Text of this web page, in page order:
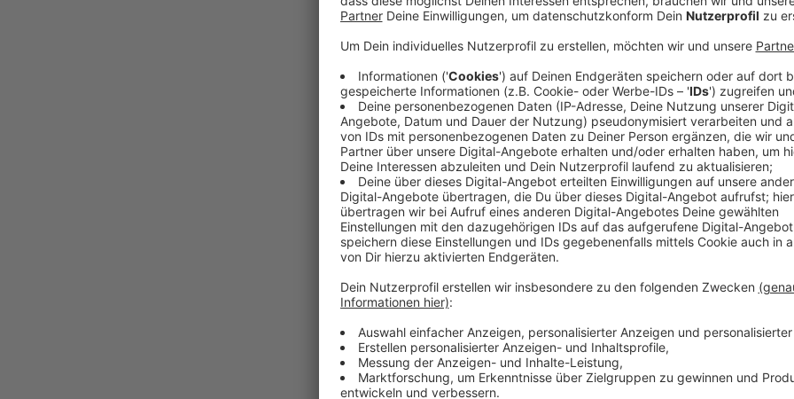
Die Fan Zonen waren trotz des wechselhaften
Fußball-Stimmung in der Stadt nochmal steigern.
Düsseldorfer Arena. Ab 21 Uhr trifft Österreich auf
Highlights der Vorrunde sagt auch Thomas
Düsseldorf:
Anzeige
Thomas Neuhäuser, Projektleiter EURO 24 in
Einschätzung Österreich - Frankreich
Anzeige
Die französischen Fans werden wir vor dem Spiel